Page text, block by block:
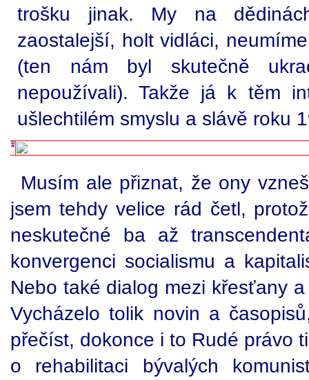
trošku jinak. My na
zaostalejší, holt vidláci,
(ten nám byl skutečně
nepoužívali). Takže já k těm
ušlechtilém smyslu a slávě roku
Musím ale přiznat, že ony
jsem tehdy velice rád četl,
neskutečné ba až
konvergenci socialismu a
Nebo také dialog mezi křesťany
Vycházelo tolik novin a
přečíst, dokonce i to Rudé právo
o rehabilitaci bývalých